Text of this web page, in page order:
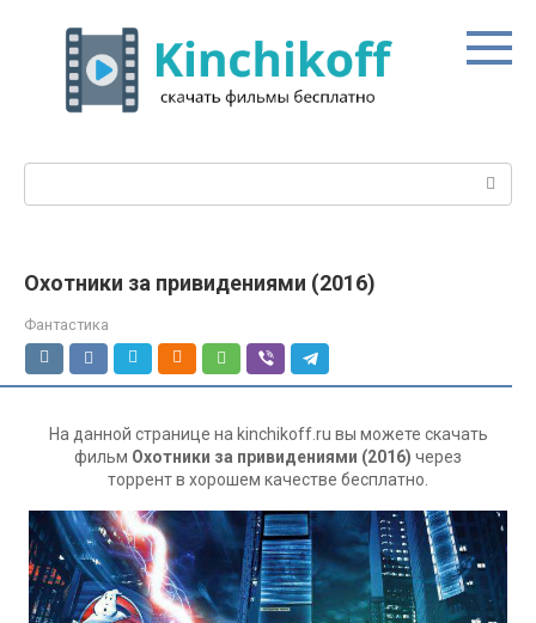
контенту
Охотники за привидениями (2016)
Фантастика
На данной странице на kinchikoff.ru вы можете скачать
фильм Охотники за привидениями (2016) через
торрент в хорошем качестве бесплатно.